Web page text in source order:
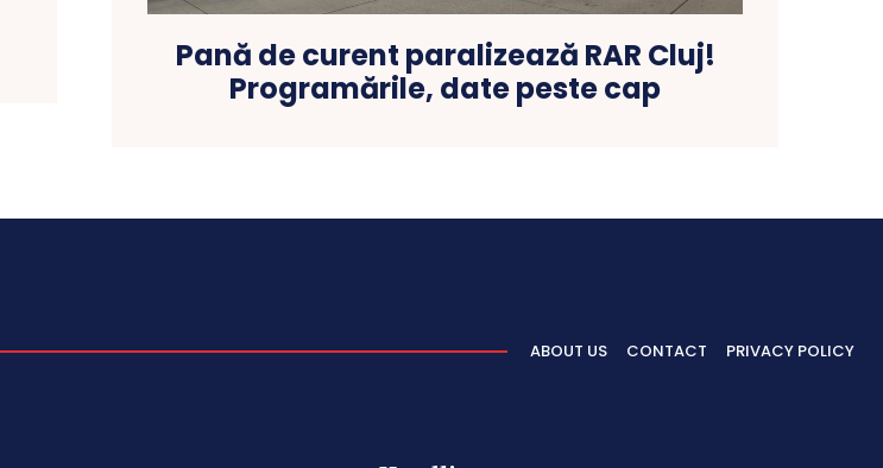
Pană de curent paralizează RAR Cluj!
Programările, date peste cap
ABOUT US CONTACT PRIVACY POLICY